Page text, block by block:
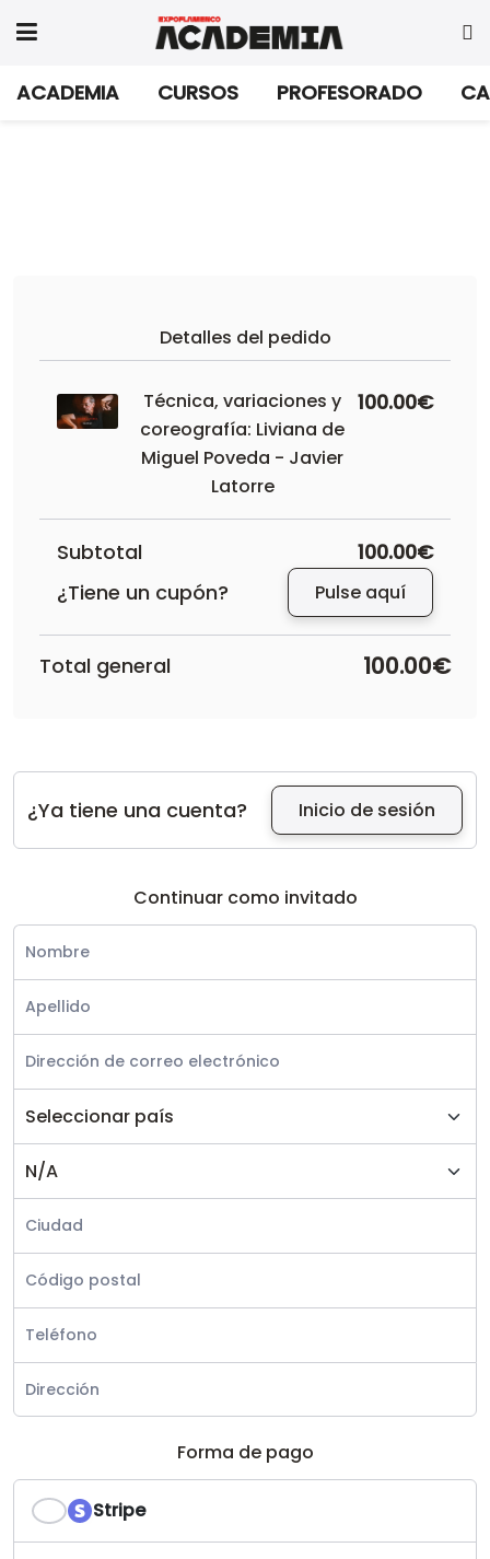
ACADEMIA CURSOS PROFESORADO
Detalles del pedido
Técnica, variaciones y
coreografía: Liviana de
Miguel Poveda - Javier
Latorre
100.00€
Subtotal
100.00€
¿Tiene un cupón?
Pulse aquí
Total general 100.00€
¿Ya tiene una cuenta? Inicio de sesión
Continuar como invitado
Forma de pago
Stripe